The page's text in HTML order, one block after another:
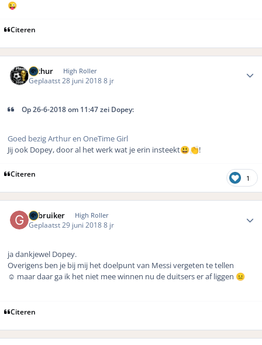
😜
Citeren
Arthur High Roller
Geplaatst 28 juni 20188 jr
Op 26-6-2018 om 11:47 zei Dopey:
Goed bezig Arthur en OneTime Girl
Jij ook Dopey, door al het werk wat je erin insteekt😃👏!
Citeren 1
Gebruiker High Roller
Geplaatst29 juni 20188 jr
ja dankjewel Dopey.
Overigens ben je bij mij het doelpunt van Messi vergeten te tellen
☺️ maar daar ga ik het niet mee winnen nu de duitsers er af liggen 😐
Citeren